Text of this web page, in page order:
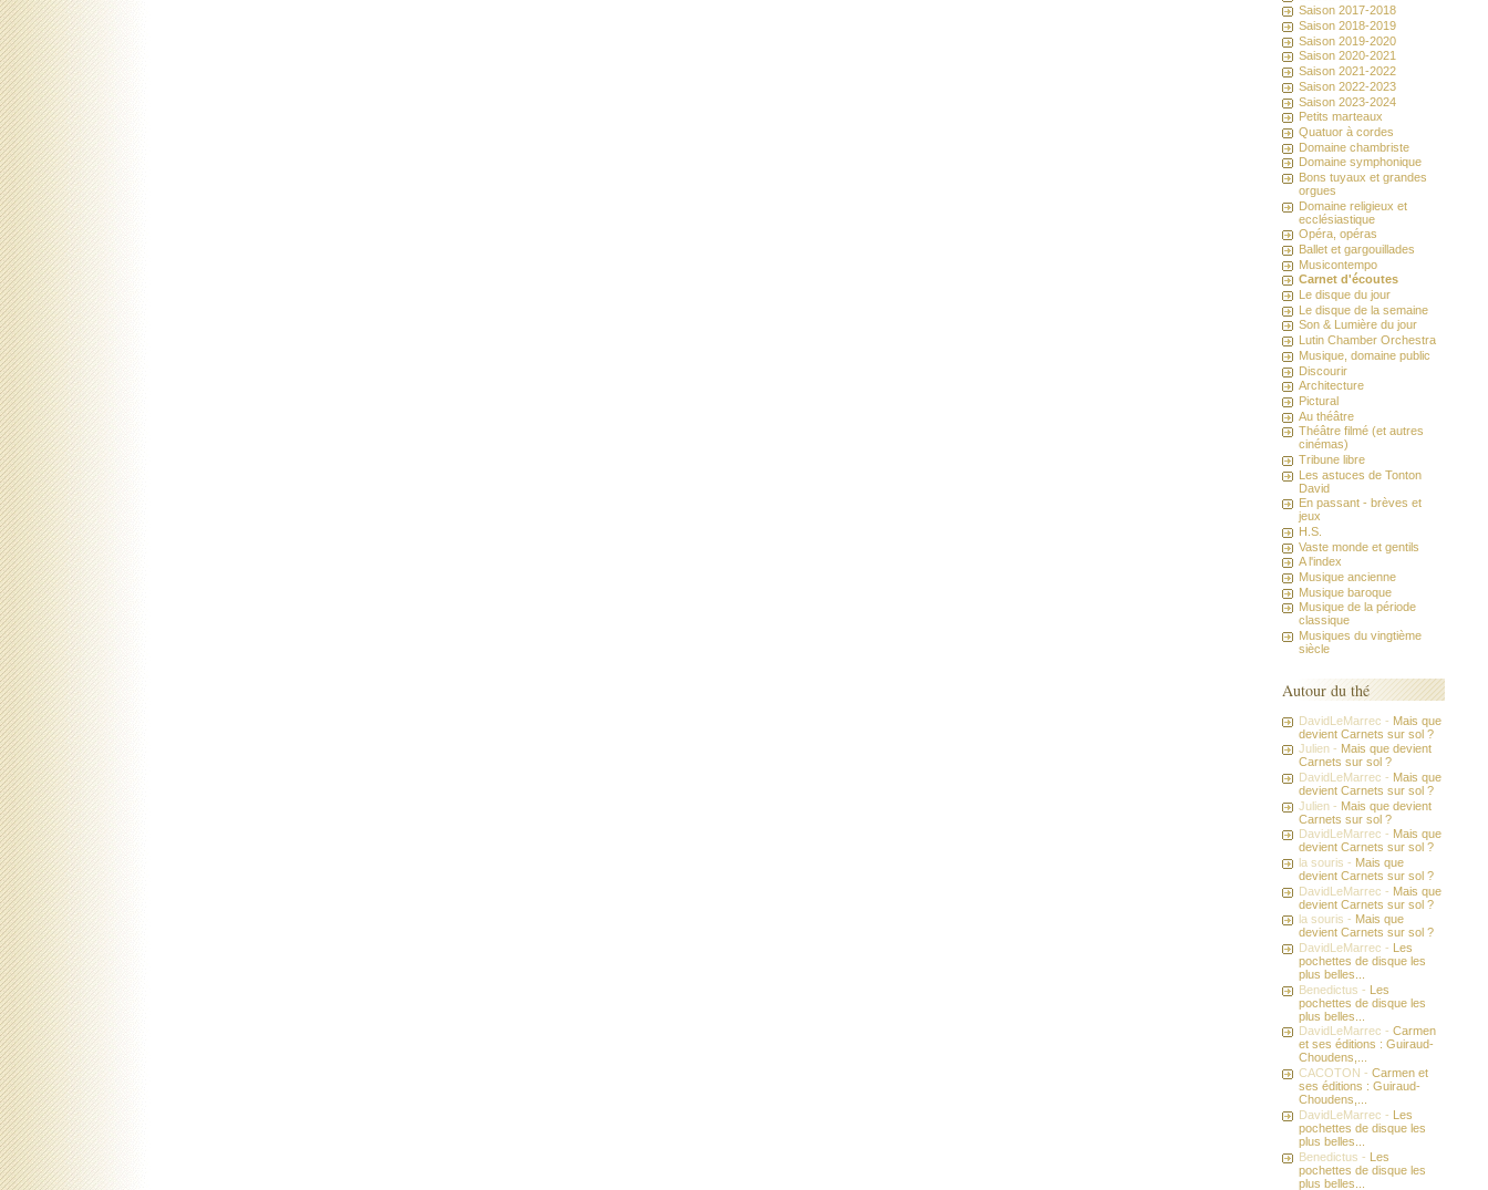
Saison 2017-2018
Saison 2018-2019
Saison 2019-2020
Saison 2020-2021
Saison 2021-2022
Saison 2022-2023
Saison 2023-2024
Petits marteaux
Quatuor à cordes
Domaine chambriste
Domaine symphonique
Bons tuyaux et grandes
orgues
Domaine religieux et
ecclésiastique
Opéra, opéras
Ballet et gargouillades
Musicontempo
Carnet d'écoutes
Le disque du jour
Le disque de la semaine
Son & Lumière du jour
Lutin Chamber Orchestra
Musique, domaine public
Discourir
Architecture
Pictural
Au théâtre
Théâtre filmé (et autres
cinémas)
Tribune libre
Les astuces de Tonton
David
En passant - brèves et
jeux
H.S.
Vaste monde et gentils
A l'index
Musique ancienne
Musique baroque
Musique de la période
classique
Musiques du vingtième
siècle
Autour du thé
DavidLeMarrec - Mais que
devient Carnets sur sol ?
Julien - Mais que devient
Carnets sur sol ?
DavidLeMarrec - Mais que
devient Carnets sur sol ?
Julien - Mais que devient
Carnets sur sol ?
DavidLeMarrec - Mais que
devient Carnets sur sol ?
la souris - Mais que
devient Carnets sur sol ?
DavidLeMarrec - Mais que
devient Carnets sur sol ?
la souris - Mais que
devient Carnets sur sol ?
DavidLeMarrec - Les
pochettes de disque les
plus belles...
Benedictus - Les
pochettes de disque les
plus belles...
DavidLeMarrec -Carmen
et ses éditions : Guiraud-
Choudens,...
CACOTON -Carmen et
ses éditions : Guiraud-
Choudens,...
DavidLeMarrec - Les
pochettes de disque les
plus belles...
Benedictus - Les
pochettes de disque les
plus belles...